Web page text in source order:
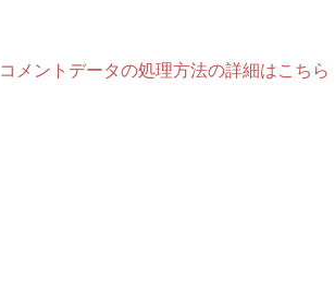
コメントデータの処理方法の詳細はこちら